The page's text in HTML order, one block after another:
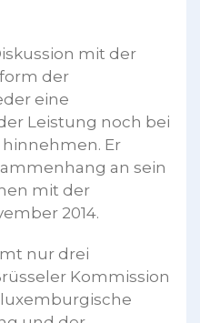
mit der
der
eine
Leistung noch bei
Er
an sein
mit der
2014.
nur drei
Kommission